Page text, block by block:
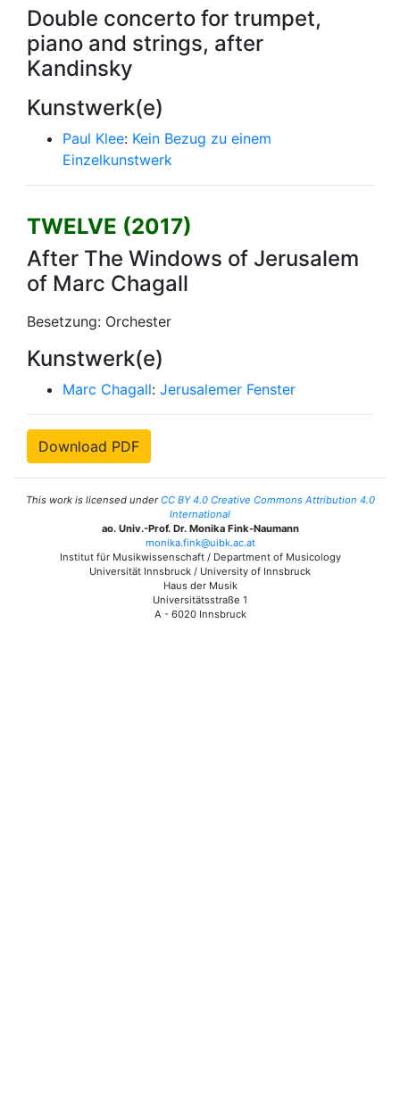
Double concerto for trumpet,
piano and strings, after
Kandinsky
Kunstwerk(e)
Paul Klee: Kein Bezug zu einem
Einzelkunstwerk
TWELVE (2017)
After The Windows of Jerusalem
of Marc Chagall
Besetzung: Orchester
Kunstwerk(e)
Marc Chagall: Jerusalemer Fenster
Download PDF
This work is licensed underCC BY 4.0 Creative Commons Attribution 4.0
International
ao. Univ.-Prof. Dr. Monika Fink-Naumann
monika.fink@uibk.ac.at
Institut für Musikwissenschaft / Department of Musicology
Universität Innsbruck / University of Innsbruck
Haus der Musik
Universitätsstraße 1
A - 6020 Innsbruck